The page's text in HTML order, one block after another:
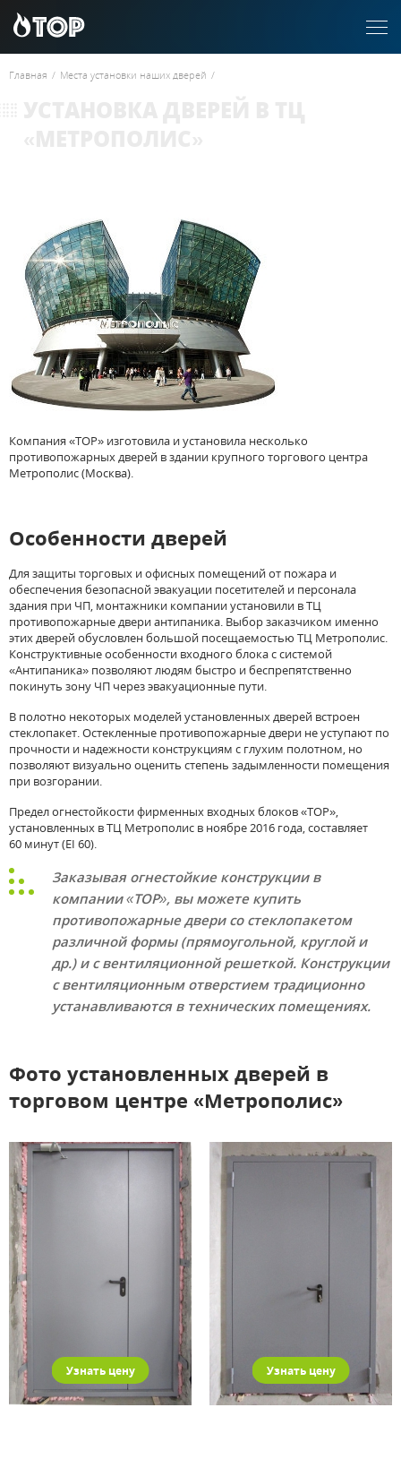
Главная / Места установки наших дверей /
Компания «ТОР» изготовила и установила несколько
противопожарных дверей в здании крупного торгового центра
Метрополис (Москва).
Особенности дверей
Для защиты торговых и офисных помещений от пожара и
обеспечения безопасной эвакуации посетителей и персонала
здания при ЧП, монтажники компании установили в ТЦ
противопожарные двери антипаника. Выбор заказчиком именно
этих дверей обусловлен большой посещаемостью ТЦ Метрополис.
Конструктивные особенности входного блока с системой
«Антипаника» позволяют людям быстро и беспрепятственно
покинуть зону ЧП через эвакуационные пути.
В полотно некоторых моделей установленных дверей встроен
стеклопакет. Остекленные противопожарные двери не уступают по
прочности и надежности конструкциям с глухим полотном, но
позволяют визуально оценить степень задымленности помещения
при возгорании.
Предел огнестойкости фирменных входных блоков «ТОР»,
установленных в ТЦ Метрополис в ноябре 2016 года, составляет
60 минут (EI 60).
Заказывая огнестойкие конструкции в
компании «ТОР», вы можете купить
противопожарные двери со стеклопакетом
различной формы (прямоугольной, круглой и
др.) и с вентиляционной решеткой. Конструкции
с вентиляционным отверстием традиционно
устанавливаются в технических помещениях.
Фото установленных дверей в
торговом центре «Метрополис»
Узнать цену Узнать цену